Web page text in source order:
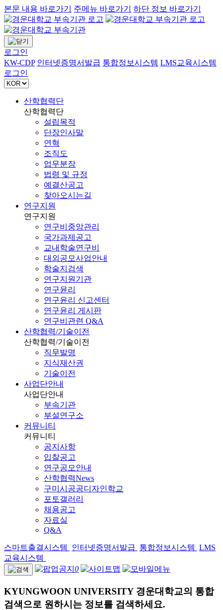
본문 내용 바로가기 주메뉴 바로가기 하단 정보 바로가기
로그인
KW-CDP 인터넷증명서발급 통합정보시스템 LMS교육시스템
로그인
산학협력단
산학협력단
설립목적
단장인사말
연혁
조직도
업무분장
법령 및 규정
예결산공고
찾아오시는길
연구지원
연구지원
연구비중앙관리
국가과제공고
교내학술연구비
대외공모사업안내
학술지검색
연구지원기관
연구윤리
연구윤리 신고센터
연구윤리 게시판
연구비관련 Q&A
산학협력/기술이전
산학협력/기술이전
직무발명
지식재산권
기술이전
사업단안내
사업단안내
부속기관
부설연구소
커뮤니티
커뮤니티
공지사항
입찰공고
연구공모안내
산학협력News
구미시공공디자인학교
포토갤러리
채용공고
자료실
Q&A
스마트출결시스템 인터넷증명서발급 통합정보시스템 LMS
교육시스템
0
KYUNGWOON UNIVERSITY 경운대학교의 통합
검색으로 원하시는 정보를 검색하세요.